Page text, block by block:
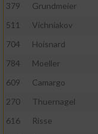
379
Grundmeier
511
Vichniakov
704
Hoisnard
784
Moeller
609
Camargo
270
Thuernagel
616
Risse
Performance